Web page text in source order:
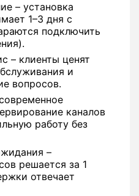
– установка
1–3 дня с
подключить
– клиенты ценят
и
вопросов.
каналов
работу без
–
решается за 1
отвечает